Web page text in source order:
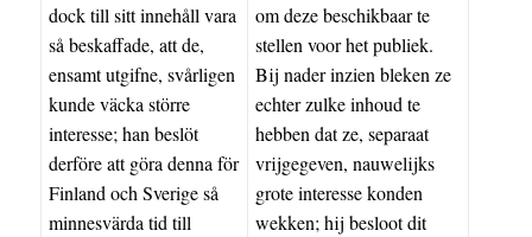
dock till sitt innehåll vara
så beskaffade, att de,
ensamt utgifne, svårligen
kunde väcka större
interesse; han beslöt
derföre att göra denna för
Finland och Sverige så
minnesvärda tid till
om deze beschikbaar te
stellen voor het publiek.
Bij nader inzien bleken ze
echter zulke inhoud te
hebben dat ze, separaat
vrijgegeven, nauwelijks
grote interesse konden
wekken; hij besloot dit